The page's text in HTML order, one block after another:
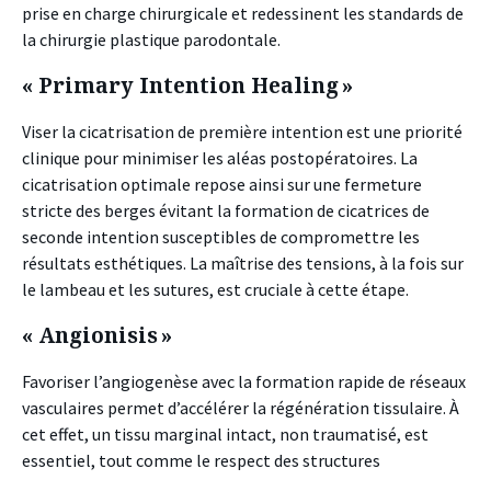
prise en charge chirurgicale et redessinent les standards de
la chirurgie plastique parodontale.
« Primary Intention Healing »
Viser la cicatrisation de première intention est une priorité
clinique pour minimiser les aléas postopératoires. La
cicatrisation optimale repose ainsi sur une fermeture
stricte des berges évitant la formation de cicatrices de
seconde intention susceptibles de compromettre les
résultats esthétiques. La maîtrise des tensions, à la fois sur
le lambeau et les sutures, est cruciale à cette étape.
« Angionisis »
Favoriser l’angiogenèse avec la formation rapide de réseaux
vasculaires permet d’accélérer la régénération tissulaire. À
cet effet, un tissu marginal intact, non traumatisé, est
essentiel, tout comme le respect des structures